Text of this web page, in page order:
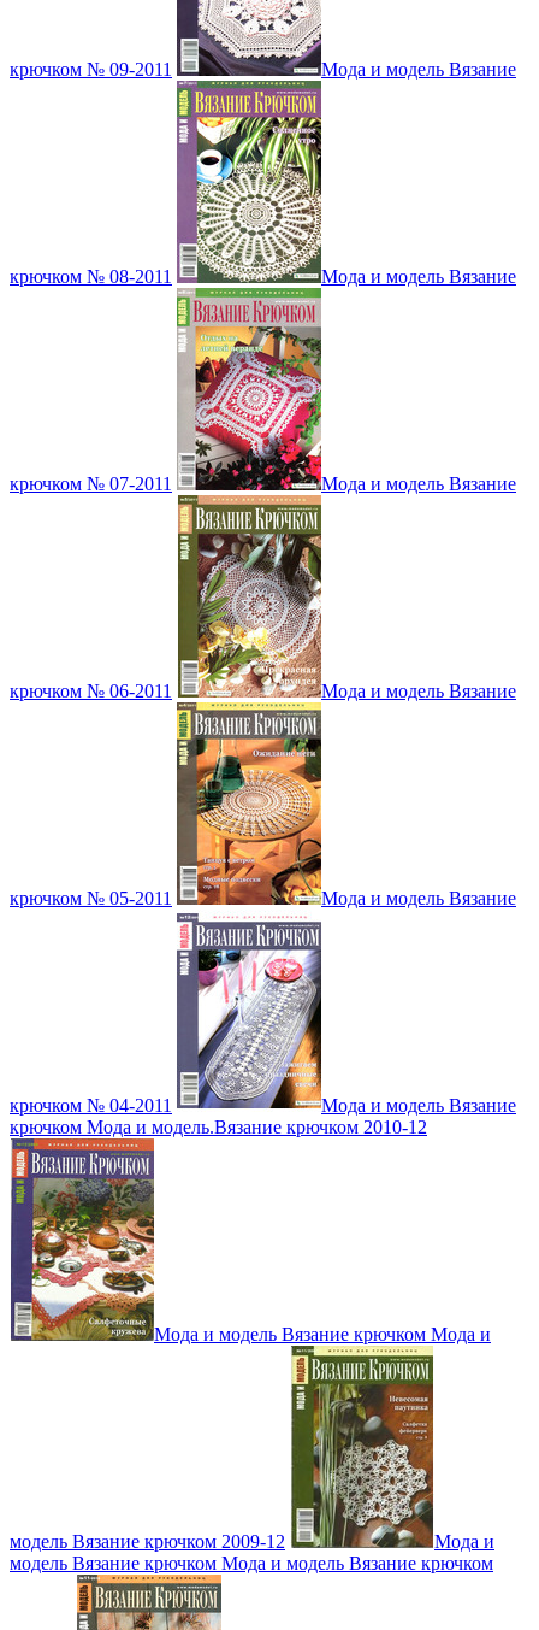
крючком № 09-2011 Мода и модель Вязание
крючком № 08-2011 Мода и модель Вязание
крючком № 07-2011 Мода и модель Вязание
крючком № 06-2011 Мода и модель Вязание
крючком № 05-2011 Мода и модель Вязание
крючком № 04-2011
Мода и модель Вязание
крючком Мода и модель.Вязание крючком 2010-12
Мода и модель Вязание крючком Мода и
модель Вязание крючком 2009-12
Мода и
модель Вязание крючком Мода и модель Вязание крючком